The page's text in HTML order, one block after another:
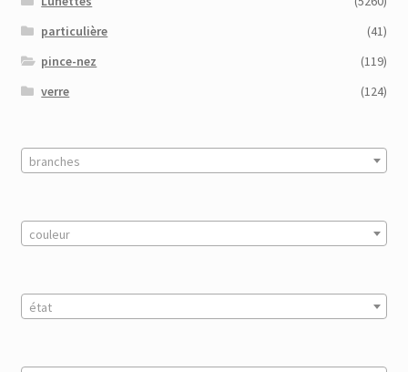
particulière
(41)
pince-nez
(119)
verre
(124)
branches
couleur
état